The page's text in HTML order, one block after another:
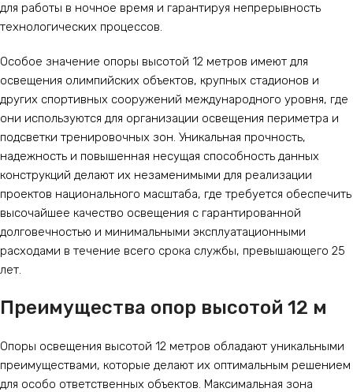
для работы в ночное время и гарантируя непрерывность
технологических процессов.
Особое значение опоры высотой 12 метров имеют для
освещения олимпийских объектов, крупных стадионов и
других спортивных сооружений международного уровня, где
они используются для организации освещения периметра и
подсветки тренировочных зон. Уникальная прочность,
надежность и повышенная несущая способность данных
конструкций делают их незаменимыми для реализации
проектов национального масштаба, где требуется обеспечить
высочайшее качество освещения с гарантированной
долговечностью и минимальными эксплуатационными
расходами в течение всего срока службы, превышающего 25
лет.
Преимущества опор высотой 12 м
Опоры освещения высотой 12 метров обладают уникальными
преимуществами, которые делают их оптимальным решением
для особо ответственных объектов. Максимальная зона